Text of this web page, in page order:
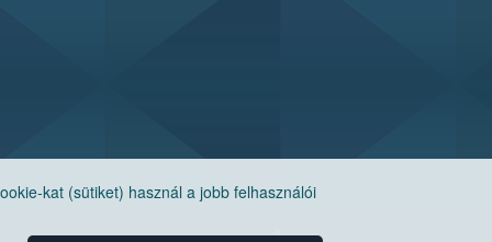
kat (sütiket) használ a jobb felhasználói